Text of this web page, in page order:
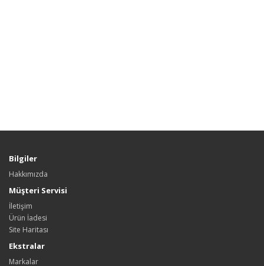
Bilgiler
Hakkımızda
Müşteri Servisi
İletişim
Ürün İadesi
Site Haritası
Ekstralar
Markalar